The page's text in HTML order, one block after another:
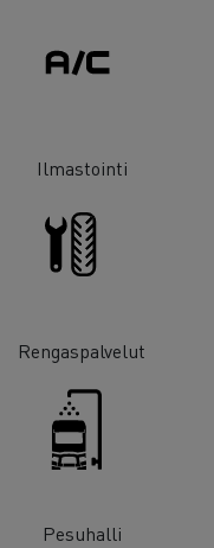
Ilmastointi
Rengaspalvelut
Pesuhalli